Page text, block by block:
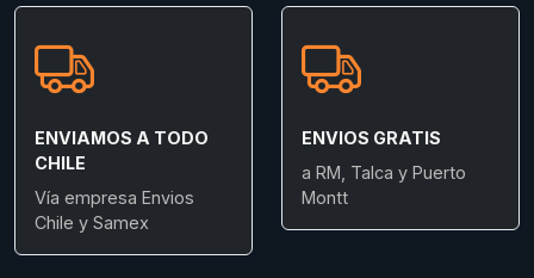
ENVIAMOS A TODO
CHILE
Vía empresa Envios
Chile y Samex
ENVIOS GRATIS
a RM, Talca y Puerto
Montt